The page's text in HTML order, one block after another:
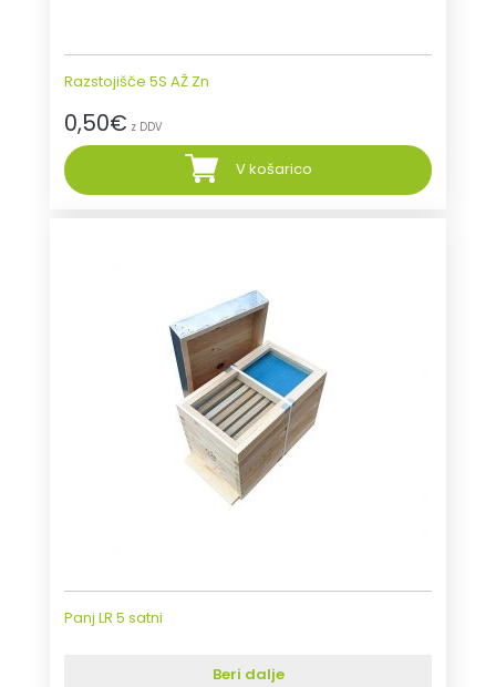
Razstojišče 5S AŽ Zn
0,50€ z DDV
V košarico
Panj LR 5 satni
Beri dalje